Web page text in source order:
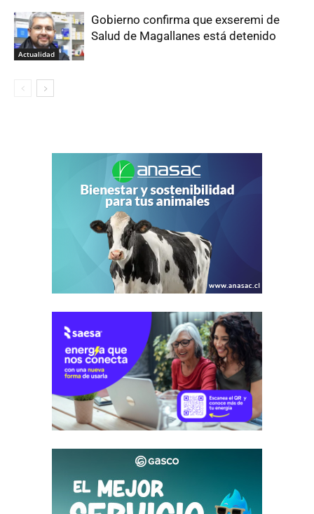
Actualidad
Gobierno confirma que exseremi de
Salud de Magallanes está detenido